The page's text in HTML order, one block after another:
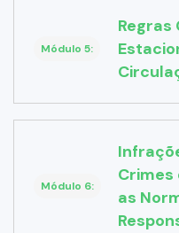
Módulo 5:
Regras
Módulo 6:
Crimes
as